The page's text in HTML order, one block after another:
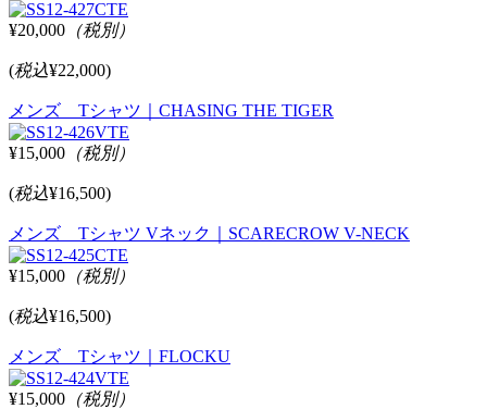
¥20,000 （税別）
(税込¥22,000)
メンズ Tシャツ｜CHASING THE TIGER
¥15,000 （税別）
(税込¥16,500)
メンズ Tシャツ Vネック｜SCARECROW V-NECK
¥15,000 （税別）
(税込¥16,500)
メンズ Tシャツ｜FLOCKU
¥15,000 （税別）